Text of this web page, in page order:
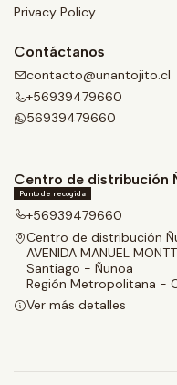
Privacy Policy
Contáctanos
contacto@unantojito.cl
+56939479660
56939479660
Centro de distribución
Punto de recogida
+56939479660
Centro de distribución
AVENIDA MANUEL
Santiago - Ñuñoa
Región Metropolitana -
Ver más detalles